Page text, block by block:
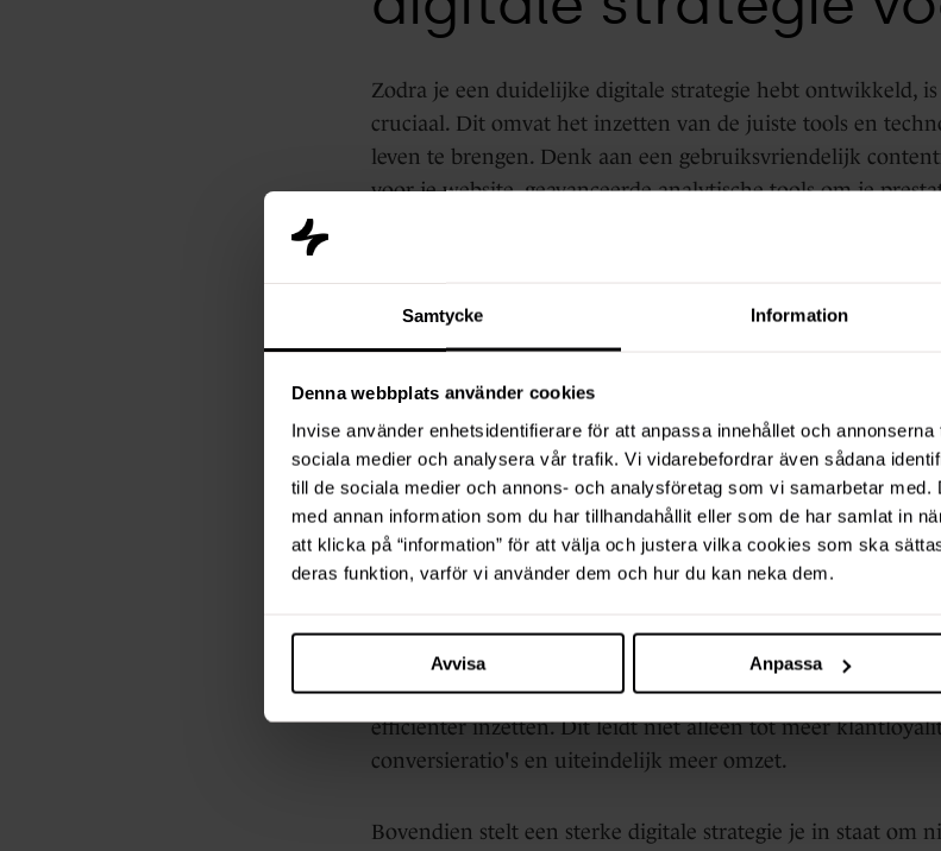
Samtycke Information
Denna webbplats använder cookies
Invise använder enhetsidentifierare för att anpassa innehållet och
sociala medier och analysera vår trafik. Vi vidarebefordrar även sådana
till de sociala medier och annons- och analysföretag som vi samarbetar
med annan information som du har tillhandahållit eller som de har samlat in
att klicka på “information” för att välja och justera vilka cookies som ska
deras funktion, varför vi använder dem och hur du kan neka dem.
Avvisa Anpassa
Zodra je een duidelijke digitale strategie hebt ontwikkeld,
cruciaal. Dit omvat het inzetten van de juiste tools en
leven te brengen. Denk aan een gebruiksvriendelijk
voor je website, geavanceerde analytische tools om je
strategie. De digitale wereld verandert snel, en wat
niet meer effectief. Door je strategie voortdurend te
van prestaties en nieuwe trends, zorg je ervoor dat je
Het
een digitale
Een goed uitgevoerde digitale strategie biedt een significant
Bedrijven die effectief gebruik maken van digitale kanalen
marktveranderingen, hun klantgerichtheid verbeteren en
efficiënter inzetten. Dit leidt niet alleen tot meer
conversieratio's en uiteindelijk meer omzet.
Bovendien stelt een sterke digitale strategie je in staat om